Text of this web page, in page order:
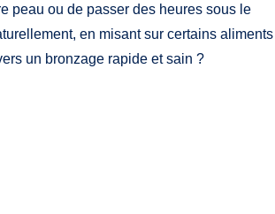
peau ou de passer des heures sous le
en misant sur certains aliments
un bronzage rapide et sain ?